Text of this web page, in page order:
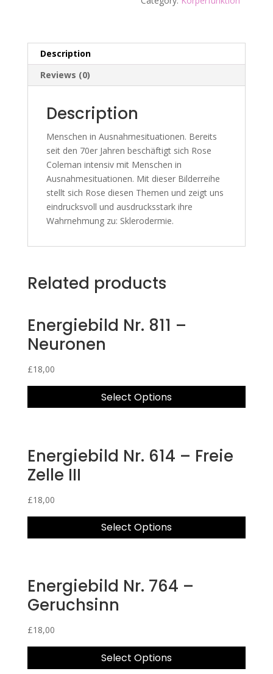
Description
Reviews (0)
Description
Menschen in Ausnahmesituationen. Bereits
seit den 70er Jahren beschäftigt sich Rose
Coleman intensiv mit Menschen in
Ausnahmesituationen. Mit dieser Bilderreihe
stellt sich Rose diesen Themen und zeigt uns
eindrucksvoll und ausdrucksstark ihre
Wahrnehmung zu: Sklerodermie.
Related products
Energiebild Nr. 811 –
Neuronen
£18,00
Select Options
Energiebild Nr. 614 – Freie
Zelle III
£18,00
Select Options
Energiebild Nr. 764 –
Geruchsinn
£18,00
Select Options